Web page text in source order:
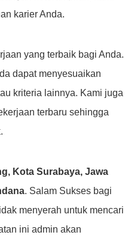
karier Anda.
yang terbaik bagi Anda.
dapat menyesuaikan
kriteria lainnya. Kami juga
terbaru sehingga
Kota Surabaya, Jawa
. Salam Sukses bagi
menyerah untuk mencari
ini admin akan